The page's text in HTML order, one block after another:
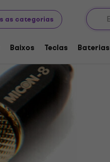
as categorias
Baixos Teclas Baterias
conetores e adaptadores